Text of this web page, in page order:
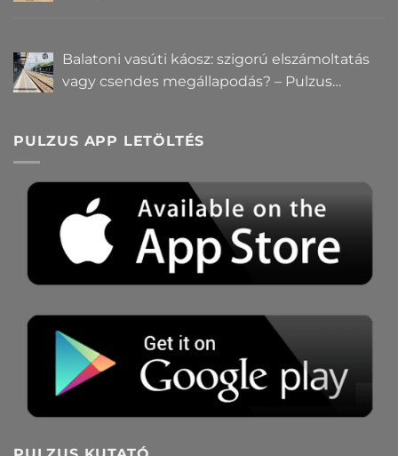
Balatoni vasúti káosz: szigorú elszámoltatás
vagy csendes megállapodás? – Pulzus
PULZUS APP LETÖLTÉS